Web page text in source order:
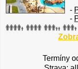
-
-
Termíny